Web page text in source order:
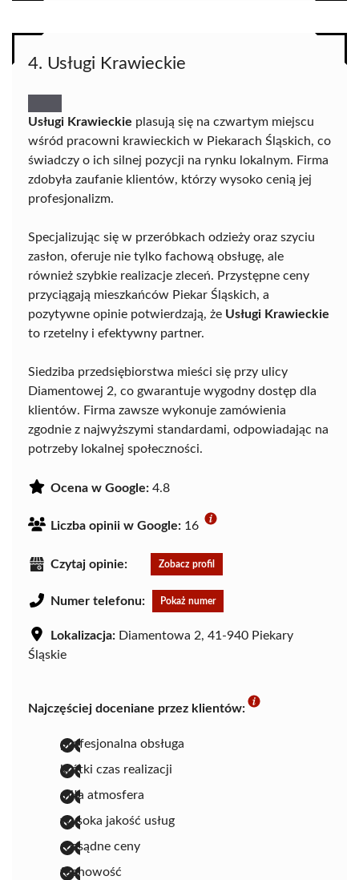
4. Usługi Krawieckie
Usługi Krawieckie plasują się na czwartym miejscu
wśród pracowni krawieckich w Piekarach Śląskich, co
świadczy o ich silnej pozycji na rynku lokalnym. Firma
zdobyła zaufanie klientów, którzy wysoko cenią jej
profesjonalizm.
Specjalizując się w przeróbkach odzieży oraz szyciu
zasłon, oferuje nie tylko fachową obsługę, ale
również szybkie realizacje zleceń. Przystępne ceny
przyciągają mieszkańców Piekar Śląskich, a
pozytywne opinie potwierdzają, że Usługi Krawieckie
to rzetelny i efektywny partner.
Siedziba przedsiębiorstwa mieści się przy ulicy
Diamentowej 2, co gwarantuje wygodny dostęp dla
klientów. Firma zawsze wykonuje zamówienia
zgodnie z najwyższymi standardami, odpowiadając na
potrzeby lokalnej społeczności.
Ocena w Google: 4.8
Liczba opinii w Google: 16
Czytaj opinie: Zobacz profil
Numer telefonu: Pokaż numer
Lokalizacja: Diamentowa 2, 41-940 Piekary
Śląskie
Najczęściej doceniane przez klientów:
profesjonalna obsługa
krótki czas realizacji
miła atmosfera
wysoka jakość usług
rozsądne ceny
fachowość